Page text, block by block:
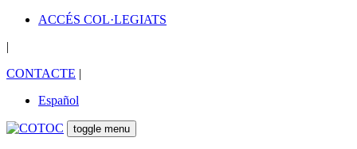
ACCÉS COL·LEGIATS
|
CONTACTE |
Español
toggle menu